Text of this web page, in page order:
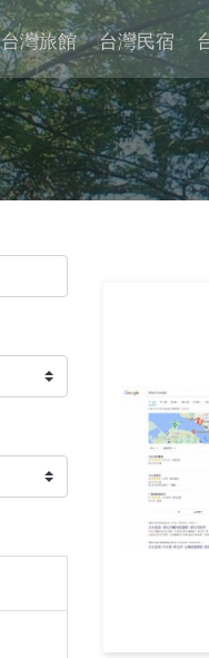
台灣旅館 台灣民宿